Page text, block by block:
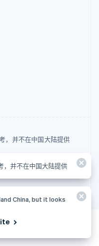
，并不在中国大陆提供
，并不在中国大陆提供
China, but it looks